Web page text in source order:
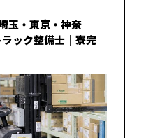
玉・東京・神奈
ック整備士｜寮完